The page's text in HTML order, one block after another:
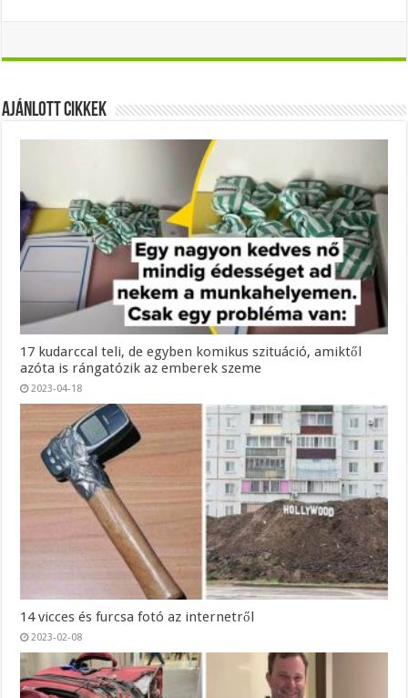
Ajánlott Cikkek
17 kudarccal teli, de egyben komikus szituáció, amiktől
azóta is rángatózik az emberek szeme
2023-04-18
14 vicces és furcsa fotó az internetről
2023-02-08